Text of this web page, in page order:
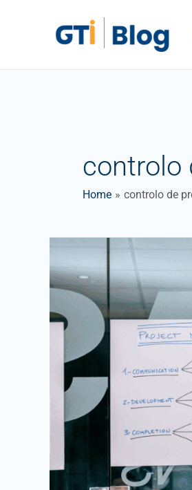
controlo
Home controlo de
Gestão
de
Projectos